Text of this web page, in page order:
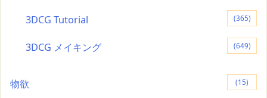
3DCG Tutorial (365)
3DCG メイキング (649)
物欲 (15)